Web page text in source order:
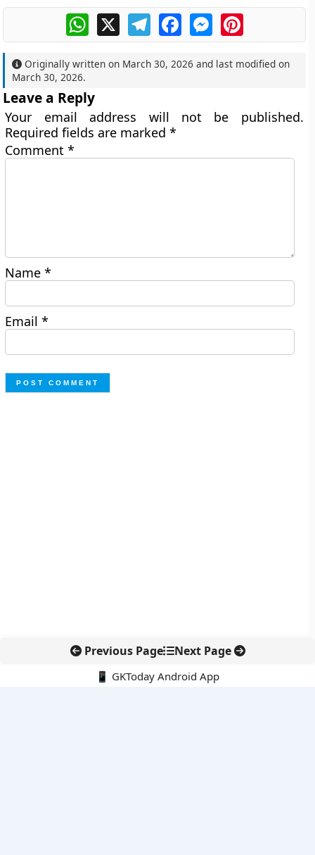
WhatsApp
X TelegramFacebookMessengerPinterest
Originally written on March 30, 2026 and last modified on
March 30, 2026.
Leave a Reply
Your email address will not be published.
Required fields are marked*
Comment*
Name*
Email*
Previous Page Next Page
📱 GKToday Android App